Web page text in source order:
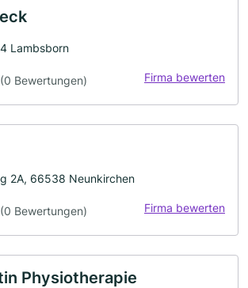
Lambsborn
(0 Bewertungen) Firma bewerten
2A, 66538 Neunkirchen
(0 Bewertungen) Firma bewerten
Physiotherapie